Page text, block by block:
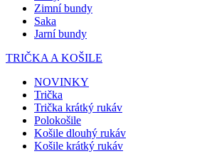
Zimní bundy
Saka
Jarní bundy
TRIČKA A KOŠILE
NOVINKY
Trička
Trička krátký rukáv
Polokošile
Košile dlouhý rukáv
Košile krátký rukáv